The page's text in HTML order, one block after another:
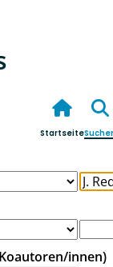
Startseite
innen)